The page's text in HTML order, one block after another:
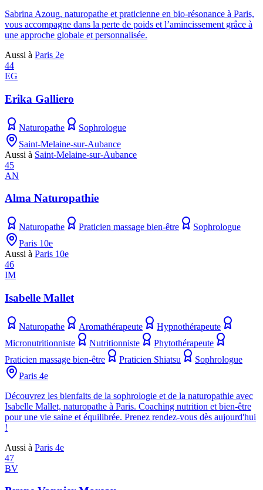
Sabrina Azoug, naturopathe et praticienne en bio-résonance à Paris,
vous accompagne dans la perte de poids et l’amincissement grâce à
une approche globale et personnalisée.
Aussi à Paris 2e
44
EG
Erika Galliero
Naturopathe
Sophrologue
Saint-Melaine-sur-Aubance
Aussi à Saint-Melaine-sur-Aubance
45
AN
Alma Naturopathie
Naturopathe Praticien massage bien-être
Sophrologue
Paris 10e
Aussi à Paris 10e
46
IM
Isabelle Mallet
Naturopathe Aromathérapeute
Hypnothérapeute
Micronutritionniste
Nutritionniste
Phytothérapeute
Praticien massage bien-être
Praticien Shiatsu
Sophrologue
Paris 4e
Découvrez les bienfaits de la sophrologie et de la naturopathie avec
Isabelle Mallet, naturopathe à Paris. Coaching nutrition et bien-être
pour une vie saine et équilibrée. Prenez rendez-vous dès aujourd'hui
!
Aussi à Paris 4e
47
BV